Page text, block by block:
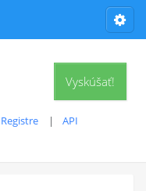
Vyskúšať!
Registre
API